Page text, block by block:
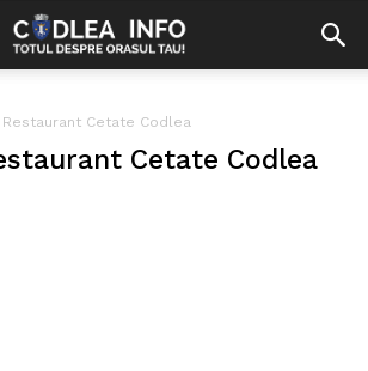
Restaurant Cetate Codlea
Cetate Codlea